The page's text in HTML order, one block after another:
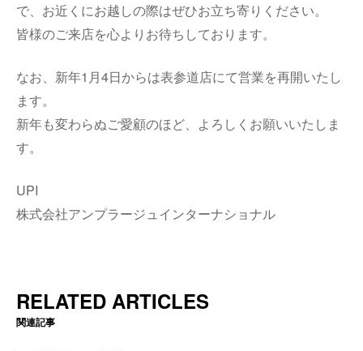
で、お近くにお越しの際はぜひお立ち寄りください。
皆様のご来店を心よりお待ちしております。
なお、新年1月4日からは表参道店にて営業を再開いたし
ます。
新年も変わらぬご愛顧のほど、よろしくお願いいたしま
す。
UPI
株式会社アンプラージュインターナショナル
RELATED ARTICLES
関連記事